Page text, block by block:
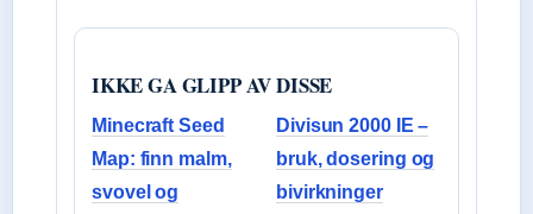
IKKE GA GLIPP AV DISSE
Minecraft Seed
Map: finn malm,
svovel og
Divisun 2000 IE –
bruk, dosering og
bivirkninger